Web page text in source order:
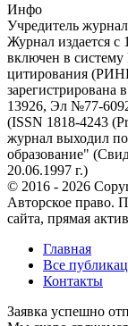
Инфо
Учредитель
Журнал издается с
включен в систему
цитирования
13926, Эл №77-
(ISSN 1818-4243
журнал выходил
образование"
20.06.1997 г.)
© 2016 - 2026
Авторское право.
сайта, прямая
Главная
Все
Контакты
Заявка успешно